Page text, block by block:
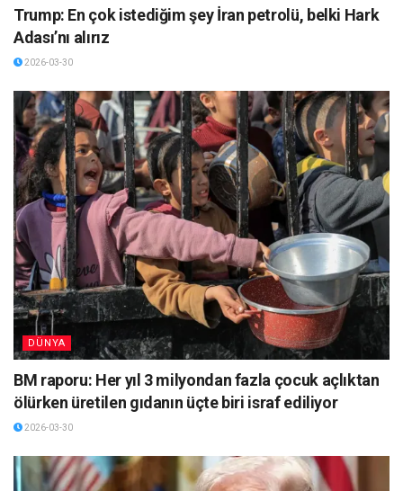
Trump: En çok istediğim şey İran petrolü, belki Hark
Adası’nı alırız
2026-03-30
DÜNYA
BM raporu: Her yıl 3 milyondan fazla çocuk açlıktan
ölürken üretilen gıdanın üçte biri israf ediliyor
2026-03-30